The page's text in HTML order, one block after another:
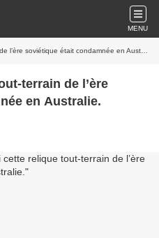
MENU
soviétique était condamnée en Australie.
terrain de l’ère
en Australie.